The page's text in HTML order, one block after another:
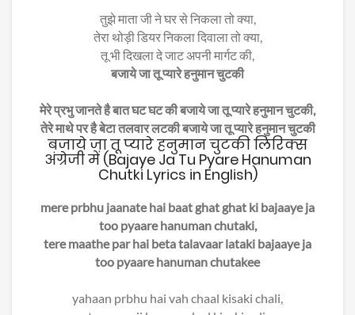
तुझे माता जी ने घर से निकला तो क्या,
तेरा थोड़ी डियर निकला दिवाला तो क्या,
तू भी दिखला दे जाट अपनी मार्गट की,
बजाये जा तू प्यारे हनुमान चुटकी
मेरे प्रभु जानते है बात घट घट की बजाये जा तू प्यारे हनुमान चुटकी,
तेरे माथे पर है बेटा तलवार लटकी बजाये जा तू प्यारे हनुमान चुटकी
बजाये जा तू प्यारे हनुमान चुटकी लिरिक्स
अंग्रेजी में (Bajaye Ja Tu Pyare Hanuman
Chutki Lyrics in English)
mere prbhu jaanate hai baat ghat ghat ki bajaaye ja
too pyaare hanuman chutaki,
tere maathe par hai beta talavaar lataki bajaaye ja
too pyaare hanuman chutakee
yahaan prbhu hai vah chaal kisaki chali,